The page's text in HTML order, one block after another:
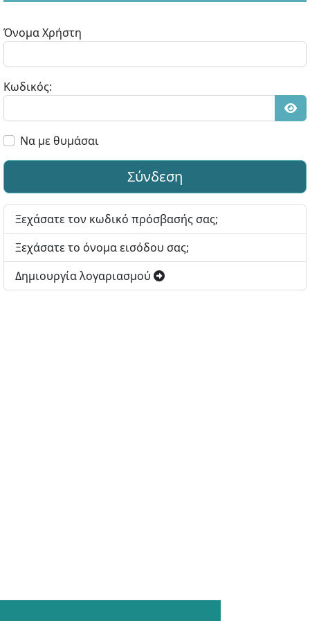
Όνομα Χρήστη
Κωδικός:
Να με θυμάσαι
Σύνδεση
Ξεχάσατε τον κωδικό πρόσβασής σας;
Ξεχάσατε το όνομα εισόδου σας;
Δημιουργία λογαριασμού